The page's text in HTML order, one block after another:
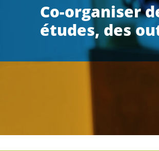
Co-organiser
études, des